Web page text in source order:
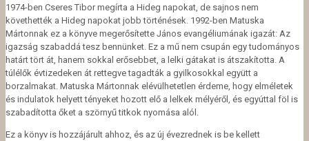
1974-ben Cseres Tibor megírta a Hideg napokat, de sajnos nem
követhették a Hideg napokat jobb történések. 1992-ben Matuska
Mártonnak ez a könyve megerősítette János evangéliumának igazát: Az
igazság szabaddá tesz bennünket. Ez a mű nem csupán egy tudományos
határt tört át, hanem sokkal erősebbet, a lelki gátakat is átszakította. A
túlélők évtizedeken át rettegve tagadták a gyilkosokkal együtt a
borzalmakat. Matuska Mártonnak elévülhetetlen érdeme, hogy elméletek
és indulatok helyett tényeket hozott elő a lelkek mélyéről, és egyúttal föl is
szabadította őket a szörnyű titkok nyomása alól.
Ez a könyv is hozzájárult ahhoz, és az új évezrednek is be kellett